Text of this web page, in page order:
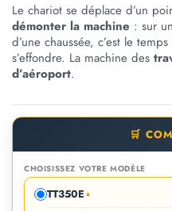
Le chariot se déplace d’un
démonter la machine : sur
d’une chaussée, c’est le
s’effondre. La machine des
d’aéroport.
🛒
CHOISISSEZ VOTRE MODÈLE
TT350E ▼